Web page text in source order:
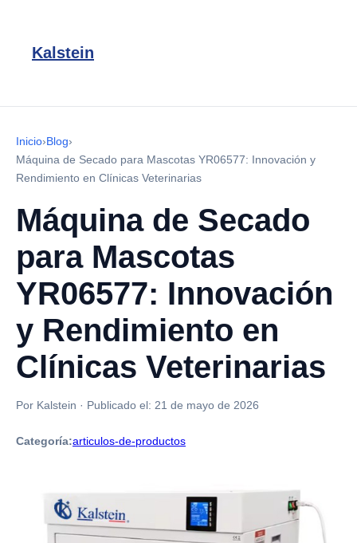
Kalstein
Inicio›Blog›
Máquina de Secado para Mascotas YR06577: Innovación y
Rendimiento en Clínicas Veterinarias
Máquina de Secado
para Mascotas
YR06577: Innovación
y Rendimiento en
Clínicas Veterinarias
Por Kalstein · Publicado el: 21 de mayo de 2026
Categoría:articulos-de-productos